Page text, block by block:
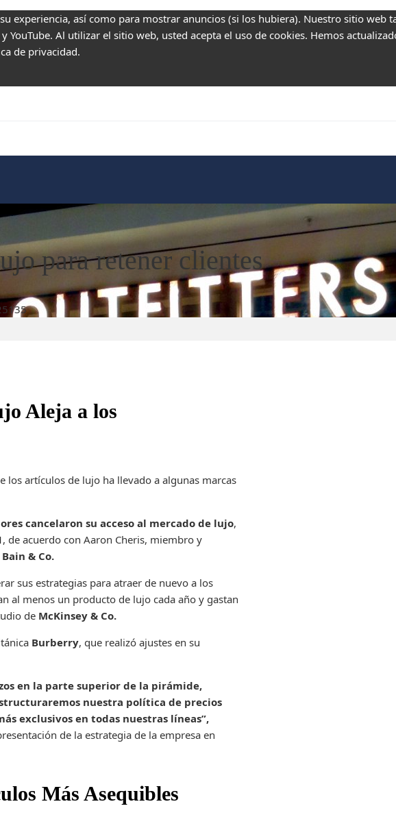
experiencia, así como para mostrar anuncios (si los hubiera). Nuestro sitio web
YouTube. Al utilizar el sitio web, usted acepta el uso de cookies. Hemos
de privacidad.
para retener clientes
135
Aleja a los
artículos de lujo ha llevado a algunas marcas
cancelaron su acceso al mercado de lujo,
, de acuerdo con Aaron Cheris, miembro y
Bain & Co.
sus estrategias para atraer de nuevo a los
al menos un producto de lujo cada año y gastan
de McKinsey & Co.
Burberry, que realizó ajustes en su
en la parte superior de la pirámide,
nuestra política de precios
exclusivos en todas nuestras líneas”,
de la estrategia de la empresa en
Más Asequibles